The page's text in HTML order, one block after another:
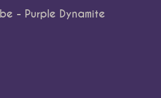
- Purple Dynamite